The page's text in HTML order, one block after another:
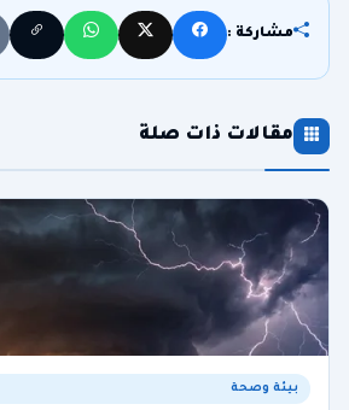
مشاركة :
مقالات ذات صلة
بيئة وصحة